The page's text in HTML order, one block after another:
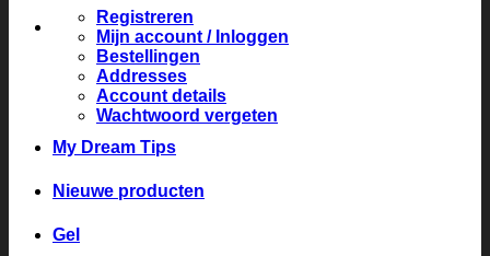
Registreren
Mijn account / Inloggen
Bestellingen
Addresses
Account details
Wachtwoord vergeten
My Dream Tips
Nieuwe producten
Gel